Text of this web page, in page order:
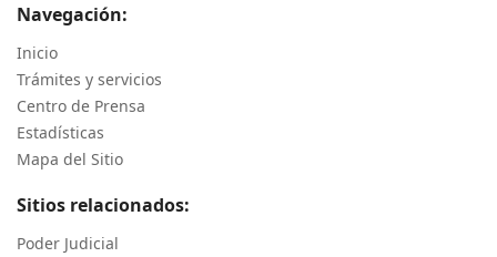
Navegación:
Inicio
Trámites y servicios
Centro de Prensa
Estadísticas
Mapa del Sitio
Sitios relacionados:
Poder Judicial